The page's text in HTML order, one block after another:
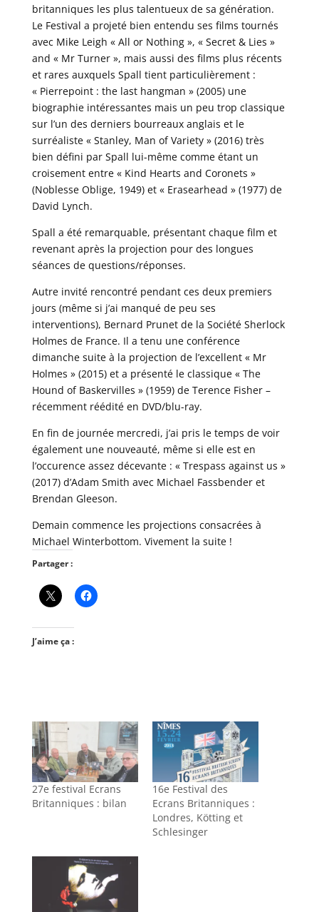
britanniques les plus talentueux de sa génération.
Le Festival a projeté bien entendu ses films tournés
avec Mike Leigh « All or Nothing », « Secret & Lies »
and « Mr Turner », mais aussi des films plus récents
et rares auxquels Spall tient particulièrement :
« Pierrepoint : the last hangman » (2005) une
biographie intéressantes mais un peu trop classique
sur l’un des derniers bourreaux anglais et le
surréaliste « Stanley, Man of Variety » (2016) très
bien défini par Spall lui-même comme étant un
croisement entre « Kind Hearts and Coronets »
(Noblesse Oblige, 1949) et « Erasearhead » (1977) de
David Lynch.
Spall a été remarquable, présentant chaque film et
revenant après la projection pour des longues
séances de questions/réponses.
Autre invité rencontré pendant ces deux premiers
jours (même si j’ai manqué de peu ses
interventions), Bernard Prunet de la Société Sherlock
Holmes de France. Il a tenu une conférence
dimanche suite à la projection de l’excellent « Mr
Holmes » (2015) et a présenté le classique « The
Hound of Baskervilles » (1959) de Terence Fisher –
récemment réédité en DVD/blu-ray.
En fin de journée mercredi, j’ai pris le temps de voir
également une nouveauté, même si elle est en
l’occurence assez décevante : « Trespass against us »
(2017) d’Adam Smith avec Michael Fassbender et
Brendan Gleeson.
Demain commence les projections consacrées à
Michael Winterbottom. Vivement la suite !
Partager :
J’aime ça :
27e festival Ecrans
Britanniques : bilan
16e Festival des
Ecrans Britanniques :
Londres, Kötting et
Schlesinger